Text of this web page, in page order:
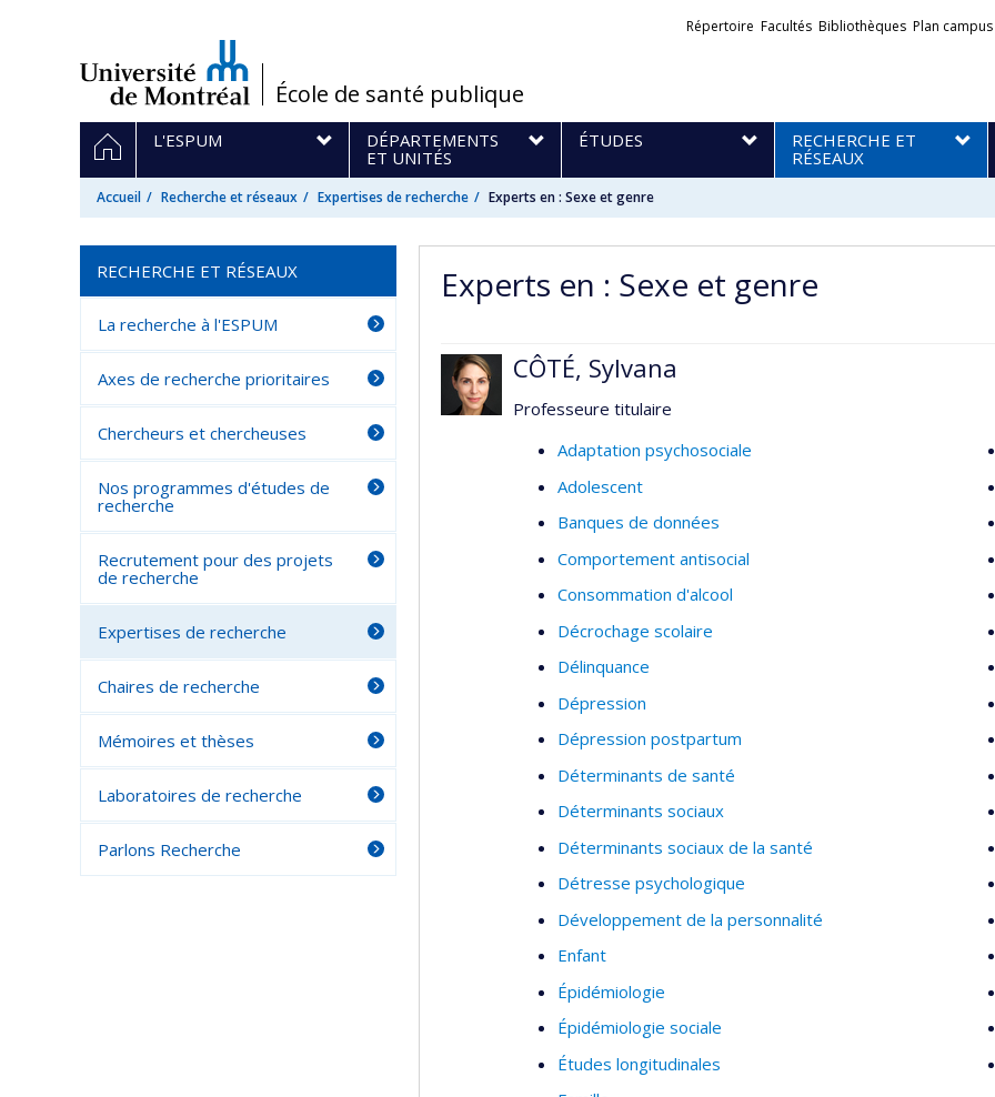
/École de santé publique
Liens
Répertoire Facultés Bibliothèques Plan campus
Navigation
principale
ACCUEIL
L'ESPUM
DÉPARTEMENTS
ET UNITÉS
ÉTUDES
RECHERCHE ET
RÉSEAUX
Accueil Recherche et réseaux Expertises de recherche Experts en : Sexe et genre
Experts en : Sexe et genre
CÔTÉ, Sylvana
Professeure titulaire
Adaptation psychosociale
Adolescent
Banques de données
Comportement antisocial
Consommation d'alcool
Décrochage scolaire
Délinquance
Dépression
Dépression postpartum
Déterminants de santé
Déterminants sociaux
Déterminants sociaux de la santé
Détresse psychologique
Développement de la personnalité
Enfant
Épidémiologie
Épidémiologie sociale
Études longitudinales
RECHERCHE ET RÉSEAUX
La recherche à l'ESPUM
Axes de recherche prioritaires
Chercheurs et chercheuses
Nos programmes d'études de
recherche
Recrutement pour des projets
de recherche
Expertises de recherche
Chaires de recherche
Mémoires et thèses
Laboratoires de recherche
Parlons Recherche